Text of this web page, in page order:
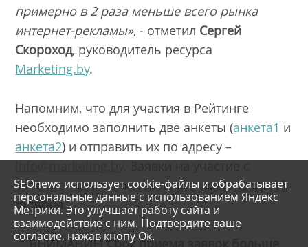
примерно в 2 раза меньше всего рынка
интернет-рекламы», ‑ отметил Сергей
Скороход, руководитель ресурса
Marketing.by.
Напомним, что для участия в Рейтинге
необходимо заполнить две анкеты (анкета1 и
анкета2) и отправить их по адресу –
заполненными анкетами принимаютсядо 18
октября.
ВНИМАНИЕ! Срок приема заявок больше
SEOnews использует cookie-файлы и обрабатывает
персональные данные с использованием Яндекс
Метрики. Это улучшает работу сайта и
взаимодействие с ним. Подтвердите ваше
согласие, нажав кнопу Ок.